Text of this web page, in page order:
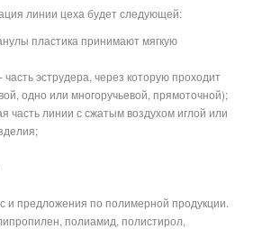
линии цеха будет следующей:
пластика принимают мягкую
часть эструдера, через которую проходит
одно или многоручьевой, прямоточной);
часть линии с сжатым воздухом иглой или
и предложения по полимерной продукции.
полиамид, полистирол,